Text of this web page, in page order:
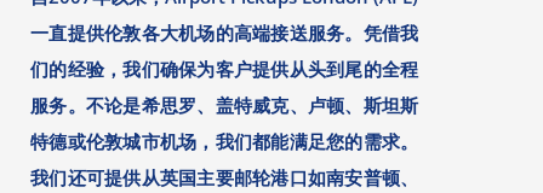
一直提供伦敦各大机场的高端接送服务。凭借我
们的经验，我们确保为客户提供从头到尾的全程
服务。不论是希思罗、盖特威克、卢顿、斯坦斯
特德或伦敦城市机场，我们都能满足您的需求。
我们还可提供从英国主要邮轮港口如南安普顿、